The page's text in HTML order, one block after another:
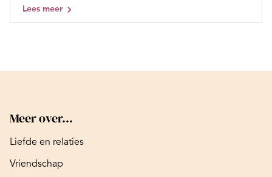
Lees meer
Meer over...
Liefde en relaties
Vriendschap